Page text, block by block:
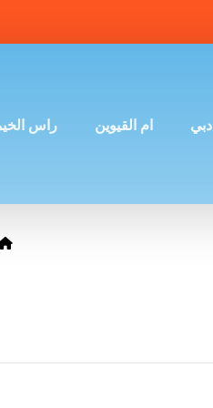
دبي ام القيوين راس